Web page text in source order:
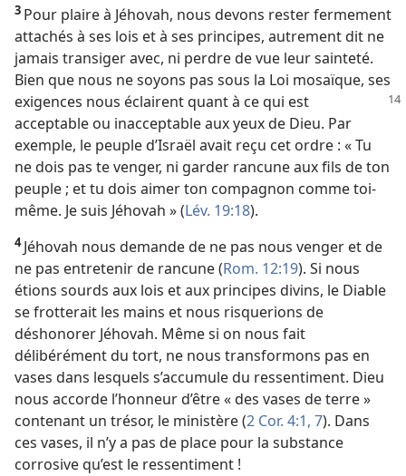
3 Pour plaire à Jéhovah, nous devons rester fermement
attachés à ses lois et à ses principes, autrement dit ne
jamais transiger avec, ni perdre de vue leur sainteté.
Bien que nous ne soyons pas sous la Loi mosaïque, ses
exigences nous éclairentquant à ce qui est
acceptable ou inacceptable aux yeux de Dieu. Par
exemple, le peuple d’Israël avait reçu cet ordre : « Tu
ne dois pas te venger, ni garder rancune aux fils de ton
peuple ; et tu dois aimer ton compagnon comme toi-​
même. Je suis Jéhovah » (Lév. 19:18).
4Jéhovah nous demande de ne pas nous venger et de
ne pas entretenir de rancune (Rom. 12:19). Si nous
étions sourds aux lois et aux principes divins, le Diable
se frotterait les mains et nous risquerions de
déshonorer Jéhovah. Même si on nous fait
délibérément du tort, ne nous transformons pas en
vases dans lesquels s’accumule du ressentiment. Dieu
nous accorde l’honneur d’être « des vases de terre »
contenant un trésor, le ministère (2 Cor. 4:1, 7). Dans
ces vases, il n’y a pas de place pour la substance
corrosive qu’est le ressentiment !